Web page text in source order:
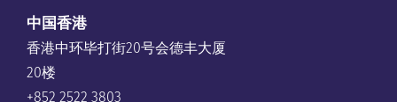
中国香港
香港中环毕打街20号会德丰大厦
20楼
+852 2522 3803